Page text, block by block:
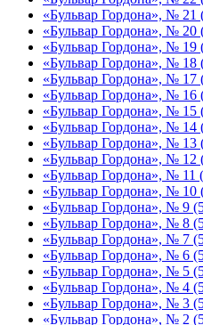
«Бульвар Гордона», № 21
«Бульвар Гордона», № 20
«Бульвар Гордона», № 19
«Бульвар Гордона», № 18
«Бульвар Гордона», № 17
«Бульвар Гордона», № 16
«Бульвар Гордона», № 15
«Бульвар Гордона», № 14
«Бульвар Гордона», № 13
«Бульвар Гордона», № 12
«Бульвар Гордона», № 11
«Бульвар Гордона», № 10
«Бульвар Гордона», № 9
«Бульвар Гордона», № 8
«Бульвар Гордона», № 7
«Бульвар Гордона», № 6
«Бульвар Гордона», № 5
«Бульвар Гордона», № 4
«Бульвар Гордона», № 3
«Бульвар Гордона», № 2